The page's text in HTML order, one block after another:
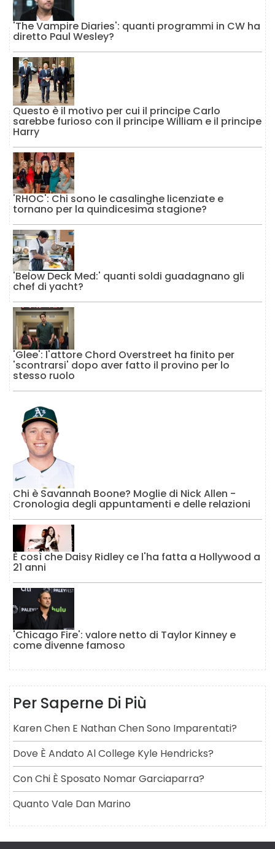
'The Vampire Diaries': quanti programmi in CW ha
diretto Paul Wesley?
Questo è il motivo per cui il principe Carlo
sarebbe furioso con il principe William e il principe
Harry
'RHOC': Chi sono le casalinghe licenziate e
tornano per la quindicesima stagione?
'Below Deck Med:' quanti soldi guadagnano gli
chef di yacht?
'Glee': l'attore Chord Overstreet ha finito per
'scontrarsi' dopo aver fatto il provino per lo
stesso ruolo
Chi è Savannah Boone? Moglie di Nick Allen -
Cronologia degli appuntamenti e delle relazioni
È così che Daisy Ridley ce l'ha fatta a Hollywood a
21 anni
'Chicago Fire': valore netto di Taylor Kinney e
come divenne famoso
Per Saperne Di Più
Karen Chen E Nathan Chen Sono Imparentati?
Dove È Andato Al College Kyle Hendricks?
Con Chi È Sposato Nomar Garciaparra?
Quanto Vale Dan Marino